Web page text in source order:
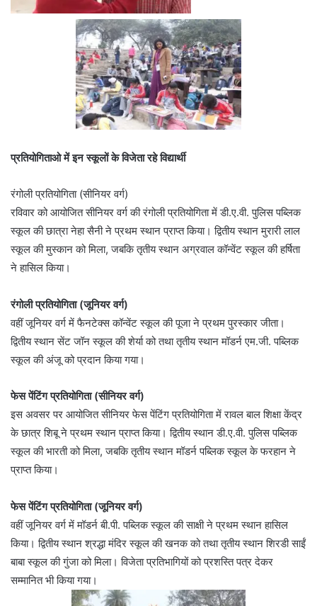
प्रतियोगिताओ में इन स्कूलों के विजेता रहे विद्यार्थी
रंगोली प्रतियोगिता (सीनियर वर्ग)
रविवार को आयोजित सीनियर वर्ग की रंगोली प्रतियोगिता में डी.ए.वी. पुलिस पब्लिक
स्कूल की छात्रा नेहा सैनी ने प्रथम स्थान प्राप्त किया। द्वितीय स्थान मुरारी लाल
स्कूल की मुस्कान को मिला, जबकि तृतीय स्थान अग्रवाल कॉन्वेंट स्कूल की हर्षिता
ने हासिल किया।
रंगोली प्रतियोगिता (जूनियर वर्ग)
वहीं जूनियर वर्ग में फैनटेक्स कॉन्वेंट स्कूल की पूजा ने प्रथम पुरस्कार जीता।
द्वितीय स्थान सेंट जॉन स्कूल की शेर्या को तथा तृतीय स्थान मॉडर्न एम.जी. पब्लिक
स्कूल की अंजू को प्रदान किया गया।
फेस पेंटिंग प्रतियोगिता (सीनियर वर्ग)
इस अवसर पर आयोजित सीनियर फेस पेंटिंग प्रतियोगिता में रावल बाल शिक्षा केंद्र
के छात्र शिबू ने प्रथम स्थान प्राप्त किया। द्वितीय स्थान डी.ए.वी. पुलिस पब्लिक
स्कूल की भारती को मिला, जबकि तृतीय स्थान मॉडर्न पब्लिक स्कूल के फरहान ने
प्राप्त किया।
फेस पेंटिंग प्रतियोगिता (जूनियर वर्ग)
वहीं जूनियर वर्ग में मॉडर्न बी.पी. पब्लिक स्कूल की साक्षी ने प्रथम स्थान हासिल
किया। द्वितीय स्थान श्रद्धा मंदिर स्कूल की खनक को तथा तृतीय स्थान शिरडी साईं
बाबा स्कूल की गुंजा को मिला। विजेता प्रतिभागियों को प्रशस्ति पत्र देकर
सम्मानित भी किया गया।